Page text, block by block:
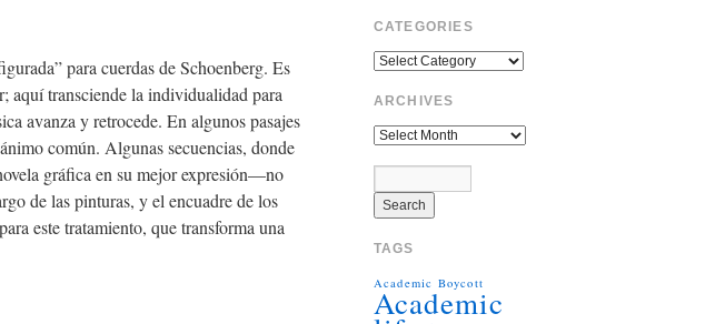
para cuerdas de Schoenberg. Es
aquí transciende la individualidad para
avanza y retrocede. En algunos pasajes
común. Algunas secuencias, donde
gráfica en su mejor expresión—no
de las pinturas, y el encuadre de los
este tratamiento, que transforma una
CATEGORIES
ARCHIVES
TAGS
Academic Boycott
Academic